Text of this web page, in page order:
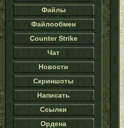
Файлы
Файлообмен
Counter Strike
Чат
Новости
Скриншоты
Написать
Ссылки
Ордена